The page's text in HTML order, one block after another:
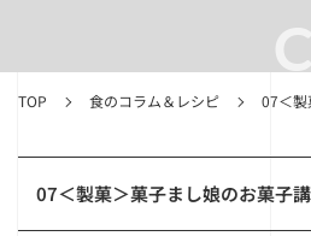
TOP 食のコラム＆レシピ 07＜製
07＜製菓＞菓子まし娘のお菓子講